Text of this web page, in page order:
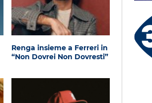
Renga insieme a Ferreri in
“Non Dovrei Non Dovresti”
3 X TE - 05-08-2026
Giusy - Salerno (SA)